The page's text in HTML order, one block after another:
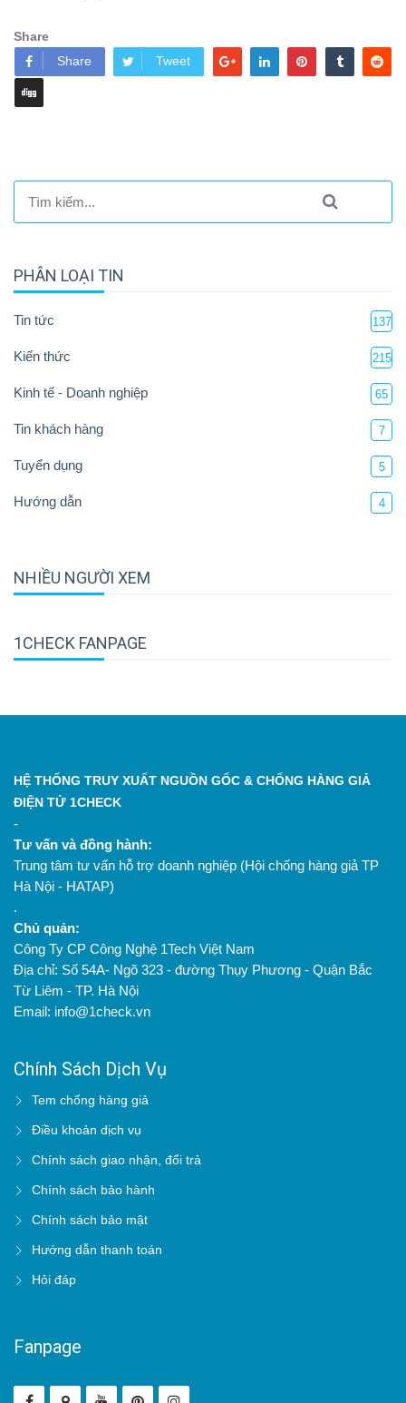
Share
Share
Tweet
PHÂN LOẠI TIN
Tin tức 137
Kiến thức 215
Kinh tế - Doanh nghiệp 65
Tin khách hàng 7
Tuyển dụng 5
Hướng dẫn 4
NHIỀU NGƯỜI XEM
1CHECK FANPAGE
HỆ THỐNG TRUY XUẤT NGUỒN GỐC & CHỐNG HÀNG GIẢ
ĐIỆN TỬ 1CHECK
-
Tư vấn và đồng hành:
Trung tâm tư vấn hỗ trợ doanh nghiệp (Hội chống hàng giả TP
Hà Nội - HATAP)
.
Chủ quản:
Công Ty CP Công Nghệ 1Tech Việt Nam
Địa chỉ: Số 54A- Ngõ 323 - đường Thụy Phương - Quận Bắc
Từ Liêm - TP. Hà Nội
Email: info@1check.vn
Chính Sách Dịch Vụ
Tem chống hàng giả
Điều khoản dịch vụ
Chính sách giao nhận, đổi trả
Chính sách bảo hành
Chính sách bảo mật
Hướng dẫn thanh toán
Hỏi đáp
Fanpage